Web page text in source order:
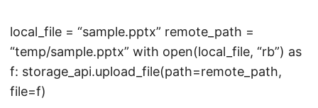
local_file = “sample.pptx” remote_path =
“temp/sample.pptx” with open(local_file, “rb”) as
f: storage_api.upload_file(path=remote_path,
file=f)